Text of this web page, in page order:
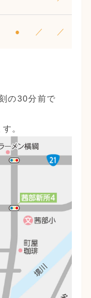
● ／ ／
の30分前で
。